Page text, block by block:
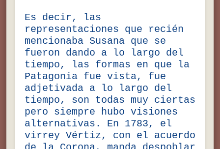
Es decir, las
representaciones que recién
mencionaba Susana que se
fueron dando a lo largo del
tiempo, las formas en que la
Patagonia fue vista, fue
adjetivada a lo largo del
tiempo, son todas muy ciertas
pero siempre hubo visiones
alternativas. En 1783, el
virrey Vértiz, con el acuerdo